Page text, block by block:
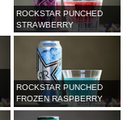
ROCKSTAR PUNCHED
STRAWBERRY
ROCKSTAR PUNCHED
FROZEN RASPBERRY